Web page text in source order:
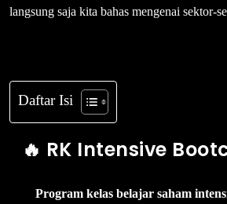
langsung saja kita bahas mengenai sektor-
Daftar Isi
🔥 RK Intensive
Program kelas belajar saham